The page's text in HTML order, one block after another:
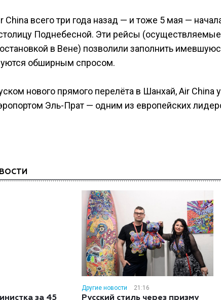
China всего три года назад — и тоже 5 мая —
Поднебесной. Эти рейсы
в Вене) позволили заполнить
обширным спросом.
нового прямого перелёта в Шанхай, Air China
Эль-Прат — одним из европейских
за 45
Другие новости 21:16
Русский стиль через призму